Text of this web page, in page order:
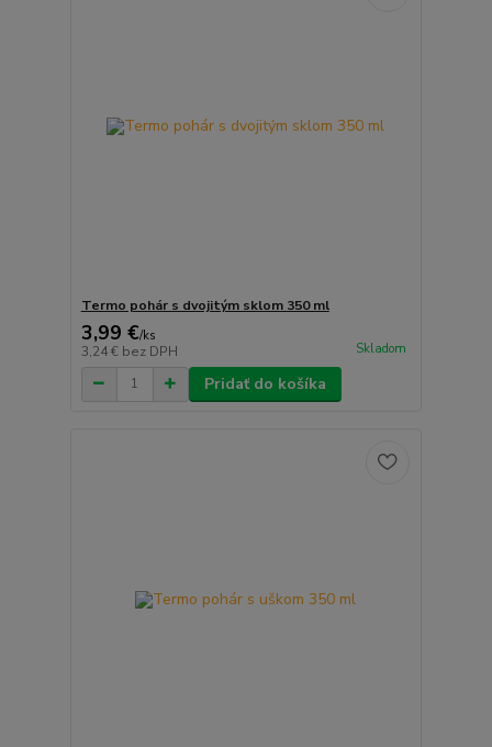
Termo pohár s dvojitým sklom 350 ml
3,99 €/ks
3,24 € bez DPH Skladom
Pridať do košíka